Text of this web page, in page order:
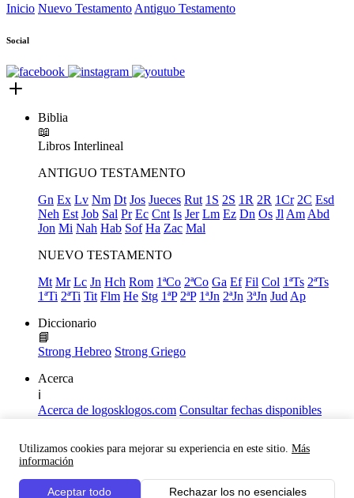
Utilizamos cookies para mejorar su experiencia en este sitio. Más
información
Aceptar todo Rechazar los no esenciales
Inicio Nuevo Testamento Antiguo Testamento
Social
Biblia
📖
Libros Interlineal
ANTIGUO TESTAMENTO
Gn Ex Lv Nm Dt Jos Jueces Rut 1S 2S 1R 2R 1Cr 2C Esd
Neh Est Job Sal Pr Ec Cnt Is Jer Lm Ez Dn Os Jl Am Abd
Jon Mi Nah Hab Sof Ha Zac Mal
NUEVO TESTAMENTO
Mt Mr Lc Jn Hch Rom 1ªCo 2ªCo Ga Ef Fil Col 1ªTs 2ªTs
1ªTi 2ªTi Tit Flm He Stg 1ªP 2ªP 1ªJn 2ªJn 3ªJn Jud Ap
Diccionario
📘
Strong Hebreo Strong Griego
Acerca
ℹ️
Acerca de logosklogos.com Consultar fechas disponibles
Links útiles
Facebook